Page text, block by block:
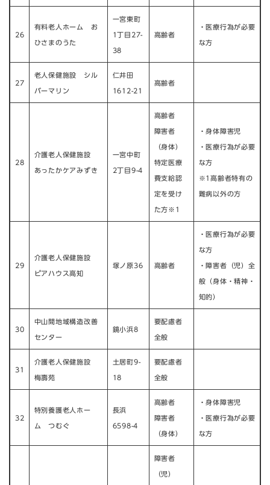
26
有料老人ホーム お
ひさまのうた
一宮東町
1丁目27-
38
高齢者
・医療行為が必要
な方
27
老人保健施設 シル
バーマリン
仁井田
1612-21
高齢者
28
介護老人保健施設
あったかケアみずき
一宮中町
2丁目9-4
高齢者
障害者
（身体）
特定医療
費支給認
定を受け
た方※1
・身体障害児
・医療行為が必要
な方
※1高齢者特有の
難病以外の方
29
介護老人保健施設
ピアハウス高知
塚ノ原36 高齢者
・医療行為が必要
な方
・障害者（児）全
般（身体・精神・
知的）​
30
中山間地域構造改善
センター
鏡小浜8
要配慮者
全般
31
介護老人保健施設
梅壽苑
土居町9-
18
要配慮者
全般
32
特別養護老人ホー
ム つむぐ
長浜
6598-4
高齢者
障害者
（身体）
・身体障害児
・医療行為が必要
な方
障害者
（児）